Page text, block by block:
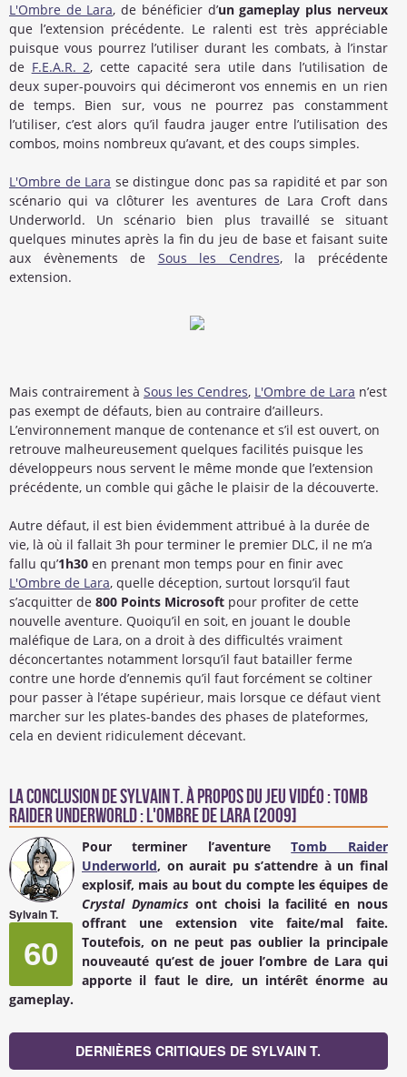
L'Ombre de Lara, de bénéficier d’un gameplay plus nerveux
que l’extension précédente. Le ralenti est très appréciable
puisque vous pourrez l’utiliser durant les combats, à l’instar
de F.E.A.R. 2, cette capacité sera utile dans l’utilisation de
deux super-pouvoirs qui décimeront vos ennemis en un rien
de temps. Bien sur, vous ne pourrez pas constamment
l’utiliser, c’est alors qu’il faudra jauger entre l’utilisation des
combos, moins nombreux qu’avant, et des coups simples.
L'Ombre de Lara se distingue donc pas sa rapidité et par son
scénario qui va clôturer les aventures de Lara Croft dans
Underworld. Un scénario bien plus travaillé se situant
quelques minutes après la fin du jeu de base et faisant suite
aux évènements de Sous les Cendres, la précédente
extension.
Mais contrairement à Sous les Cendres, L'Ombre de Lara n’est
pas exempt de défauts, bien au contraire d’ailleurs.
L’environnement manque de contenance et s’il est ouvert, on
retrouve malheureusement quelques facilités puisque les
développeurs nous servent le même monde que l’extension
précédente, un comble qui gâche le plaisir de la découverte.
Autre défaut, il est bien évidemment attribué à la durée de
vie, là où il fallait 3h pour terminer le premier DLC, il ne m’a
fallu qu’1h30 en prenant mon temps pour en finir avec
L'Ombre de Lara, quelle déception, surtout lorsqu’il faut
s’acquitter de 800 Points Microsoft pour profiter de cette
nouvelle aventure. Quoiqu’il en soit, en jouant le double
maléfique de Lara, on a droit à des difficultés vraiment
déconcertantes notamment lorsqu’il faut batailler ferme
contre une horde d’ennemis qu’il faut forcément se coltiner
pour passer à l’étape supérieur, mais lorsque ce défaut vient
marcher sur les plates-bandes des phases de plateformes,
cela en devient ridiculement décevant.
La conclusion deSylvain T.à propos du Jeu Vidéo : Tomb
Raider Underworld : L'Ombre de Lara [2009]
Sylvain T.
60
Pour terminer l’aventureTomb Raider
Underworld, on aurait pu s’attendre à un final
explosif, mais au bout du compte les équipes de
Crystal Dynamicsont choisi la facilité en nous
offrant une extension vite faite/mal faite.
Toutefois, on ne peut pas oublier la principale
nouveauté qu’est de jouer l’ombre de Lara qui
apporte il faut le dire, un intérêt énorme au
gameplay.
DERNIÈRES CRITIQUES DE SYLVAIN T.